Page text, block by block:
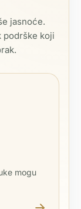
jasnoće.
podrške koji
mogu